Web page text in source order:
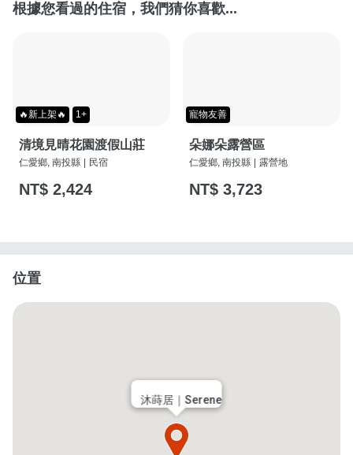
根據您看過的住宿，我們猜你喜歡...
🔥新上架🔥 1+
清境見晴花園渡假山莊
仁愛鄉, 南投縣 民宿
NT$ 2,424
寵物友善
朵娜朵露營區
仁愛鄉, 南投縣 露營地
NT$ 3,723
位置
沐蒔居｜Serene